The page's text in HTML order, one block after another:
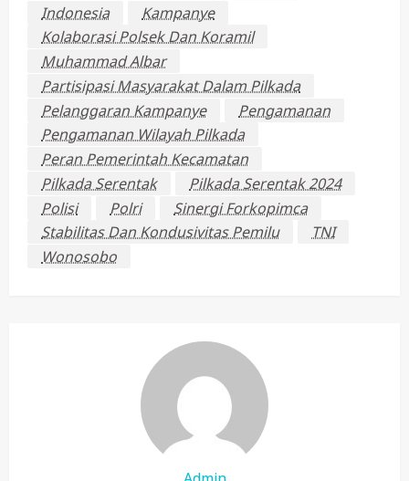
Indonesia
Kampanye
Kolaborasi Polsek Dan Koramil
Muhammad Albar
Partisipasi Masyarakat Dalam Pilkada
Pelanggaran Kampanye
Pengamanan
Pengamanan Wilayah Pilkada
Peran Pemerintah Kecamatan
Pilkada Serentak
Pilkada Serentak 2024
Polisi
Polri
Sinergi Forkopimca
Stabilitas Dan Kondusivitas Pemilu
TNI
Wonosobo